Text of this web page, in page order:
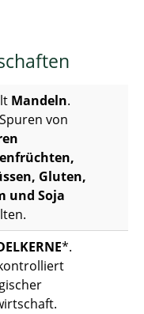
Mandeln.
von
Gluten,
und Soja
*.